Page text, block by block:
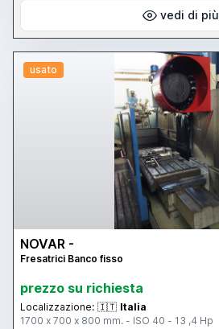
vedi di più
usato
NOVAR -
Fresatrici Banco fisso
prezzo su richiesta
Localizzazione: 🇮🇹 Italia
1700 x 700 x 800 mm. - ISO 40 - 13 ,4 Hp